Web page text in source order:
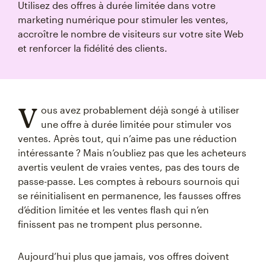
Utilisez des offres à durée limitée dans votre
marketing numérique pour stimuler les ventes,
accroître le nombre de visiteurs sur votre site Web
et renforcer la fidélité des clients.
V ous avez probablement déjà songé à utiliser
une offre à durée limitée pour stimuler vos
ventes. Après tout, qui n’aime pas une réduction
intéressante ? Mais n’oubliez pas que les acheteurs
avertis veulent de vraies ventes, pas des tours de
passe-passe. Les comptes à rebours sournois qui
se réinitialisent en permanence, les fausses offres
d’édition limitée et les ventes flash qui n’en
finissent pas ne trompent plus personne.
Aujourd’hui plus que jamais, vos offres doivent